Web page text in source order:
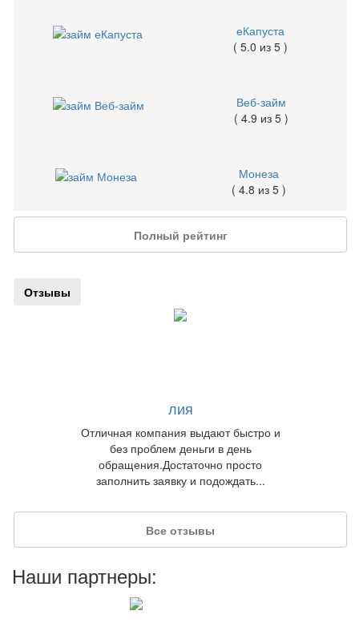
еКапуста
( 5.0 из 5 )
Веб-займ
( 4.9 из 5 )
Монеза
( 4.8 из 5 )
Полный рейтинг
Отзывы
лия
Отличная компания выдают быстро и
без проблем деньги в день
обращения.Достаточно просто
заполнить заявку и подождать...
Все отзывы
Наши партнеры: